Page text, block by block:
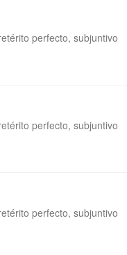
perfecto, subjuntivo
perfecto, subjuntivo
perfecto, subjuntivo